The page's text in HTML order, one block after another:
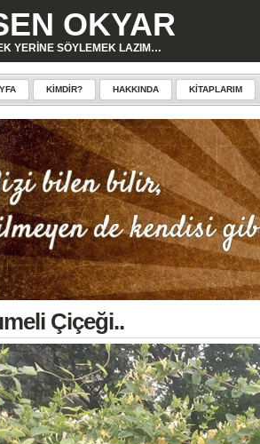
OKYAR
YERINE SÖYLEMEK LAZIM…
KIMDIR? HAKKINDA KITAPLARIM
Çiçeği..